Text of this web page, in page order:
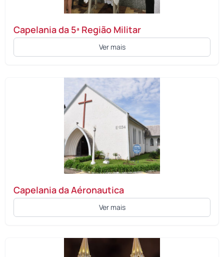
Capelania da 5ª Região Militar
Ver mais
Capelania da Aéronautica
Ver mais